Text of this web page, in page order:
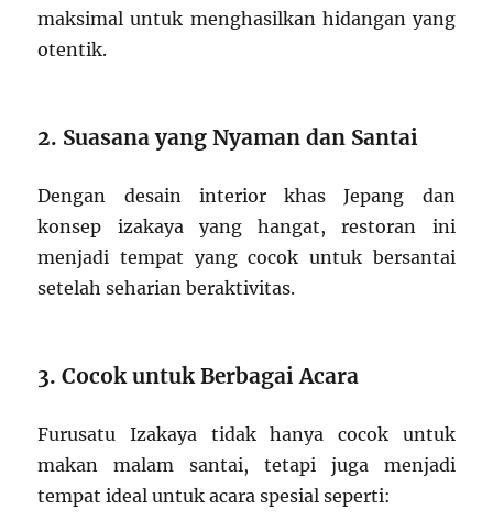
maksimal untuk menghasilkan hidangan yang
otentik.
2. Suasana yang Nyaman dan Santai
Dengan desain interior khas Jepang dan
konsep izakaya yang hangat, restoran ini
menjadi tempat yang cocok untuk bersantai
setelah seharian beraktivitas.
3. Cocok untuk Berbagai Acara
Furusatu Izakaya tidak hanya cocok untuk
makan malam santai, tetapi juga menjadi
tempat ideal untuk acara spesial seperti: